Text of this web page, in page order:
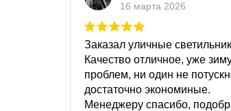
16 марта 2026
Заказал уличные
Качество отличное, уже
проблем, ни один не
достаточно экономиные.
Менеджеру спасибо,